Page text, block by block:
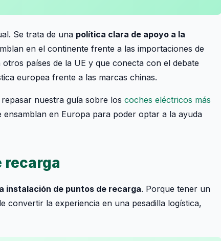
Se trata de una política clara de apoyo a la
en el continente frente a las importaciones de
países de la UE y que conecta con el debate
europea frente a las marcas chinas.
nuestra guía sobre los coches eléctricos más
en Europa para poder optar a la ayuda
recarga
instalación de puntos de recarga. Porque tener un
convertir la experiencia en una pesadilla logística,